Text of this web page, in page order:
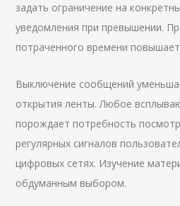
задать ограничение на
уведомления при превышении.
потраченного времени
Выключение сообщений
открытия ленты. Любое
порождает потребность
регулярных сигналов
цифровых сетях. Изучение
обдуманным выбором.